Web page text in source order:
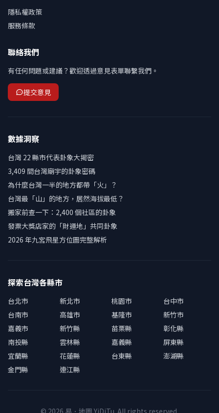
隱私權政策
服務條款
聯絡我們
有任何問題或建議？歡迎透過意見表單聯繫我們。
提交意見
數據洞察
台灣 22 縣市代表卦象大揭密
3,409 間台灣廟宇的卦象密碼
為什麼台灣一半的地方都帶「火」？
台灣最「山」的地方，居然海拔最低？
搬家前查一下：2,400 個社區的卦象
發票大獎店家的「財運地」共同卦象
2026 年九宮飛星方位圖完整解析
探索台灣各縣市
台北市 新北市 桃園市
台中市
台南市
高雄市 基隆市
新竹市
嘉義市
新竹縣 苗栗縣
彰化縣
南投縣
雲林縣 嘉義縣
屏東縣
宜蘭縣
花蓮縣 台東縣
澎湖縣
金門縣
連江縣